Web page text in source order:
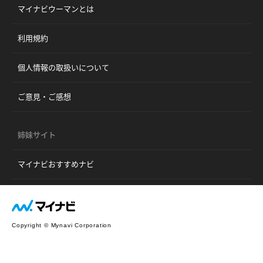
マイナビウーマンとは
利用規約
個人情報の取扱いについて
ご意見・ご感想
姉妹サイト
マイナビおすすめナビ
Copyright © Mynavi Corporation